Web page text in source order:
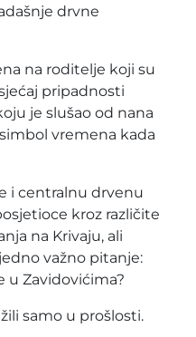
drvne
na roditelje koji su
pripadnosti
je slušao od nana
vremena kada
i centralnu drvenu
kroz različite
na Krivaju, ali
važno pitanje:
u Zavidovićima?
samo u prošlosti.